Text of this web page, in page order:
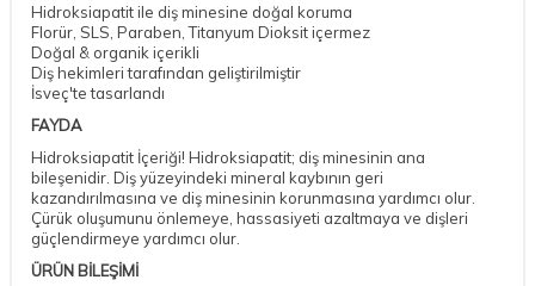
Hidroksiapatit ile diş minesine doğal koruma
Florür, SLS, Paraben, Titanyum Dioksit içermez
Doğal & organik içerikli
Diş hekimleri tarafından geliştirilmiştir
İsveç'te tasarlandı
FAYDA
Hidroksiapatit İçeriği! Hidroksiapatit; diş minesinin ana
bileşenidir. Diş yüzeyindeki mineral kaybının geri
kazandırılmasına ve diş minesinin korunmasına yardımcı olur.
Çürük oluşumunu önlemeye, hassasiyeti azaltmaya ve dişleri
güçlendirmeye yardımcı olur.
ÜRÜN BİLEŞİMİ